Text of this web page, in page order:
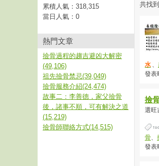
共找
水 、
發表
撿
選旺
骨、
發表
累積人氣： 318,315
當日人氣： 0
熱門文章
撿骨過程的趨吉避凶大解密
(49,106)
祖先撿骨禁忌(39,049)
撿骨服務介紹(24,474)
故事二：李善德，家父撿骨
後，諸事不順，可有解決之道
(15,219)
撿骨師聯絡方式(14,515)